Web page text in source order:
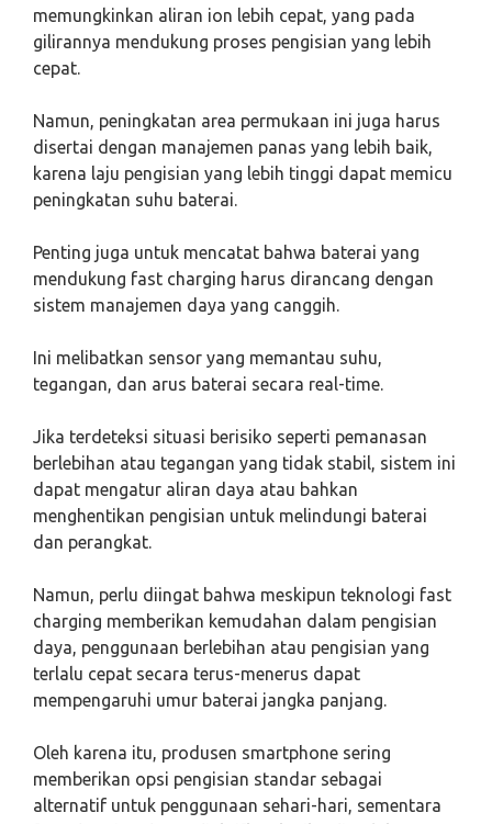
memungkinkan aliran ion lebih cepat, yang pada
gilirannya mendukung proses pengisian yang lebih
cepat.
Namun, peningkatan area permukaan ini juga harus
disertai dengan manajemen panas yang lebih baik,
karena laju pengisian yang lebih tinggi dapat memicu
peningkatan suhu baterai.
Penting juga untuk mencatat bahwa baterai yang
mendukung fast charging harus dirancang dengan
sistem manajemen daya yang canggih.
Ini melibatkan sensor yang memantau suhu,
tegangan, dan arus baterai secara real-time.
Jika terdeteksi situasi berisiko seperti pemanasan
berlebihan atau tegangan yang tidak stabil, sistem ini
dapat mengatur aliran daya atau bahkan
menghentikan pengisian untuk melindungi baterai
dan perangkat.
Namun, perlu diingat bahwa meskipun teknologi fast
charging memberikan kemudahan dalam pengisian
daya, penggunaan berlebihan atau pengisian yang
terlalu cepat secara terus-menerus dapat
mempengaruhi umur baterai jangka panjang.
Oleh karena itu, produsen smartphone sering
memberikan opsi pengisian standar sebagai
alternatif untuk penggunaan sehari-hari, sementara